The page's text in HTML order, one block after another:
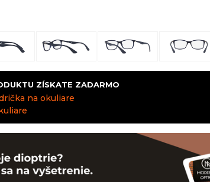
ZÍSKATE ZADARMO
na okuliare